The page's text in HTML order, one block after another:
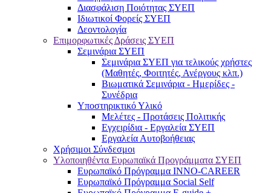
Διασφάλιση Ποιότητας ΣΥΕΠ
Ιδιωτικοί Φορείς ΣΥΕΠ
Δεοντολογία
Επιμορφωτικές Δράσεις ΣΥΕΠ
Σεμινάρια ΣΥΕΠ
Σεμινάρια ΣΥΕΠ για τελικούς χρήστες
(Μαθητές, Φοιτητές, Ανέργους κλπ.)
Βιωματικά Σεμινάρια - Ημερίδες -
Συνέδρια
Υποστηρικτικό Υλικό
Μελέτες - Προτάσεις Πολιτικής
Εγχειρίδια - Εργαλεία ΣΥΕΠ
Εργαλεία Αυτοβοήθειας
Χρήσιμοι Σύνδεσμοι
Υλοποιηθέντα Ευρωπαϊκά Προγράμματα ΣΥΕΠ
Ευρωπαϊκό Πρόγραμμα INNO-CAREER
Ευρωπαϊκό Πρόγραμμα Social Self